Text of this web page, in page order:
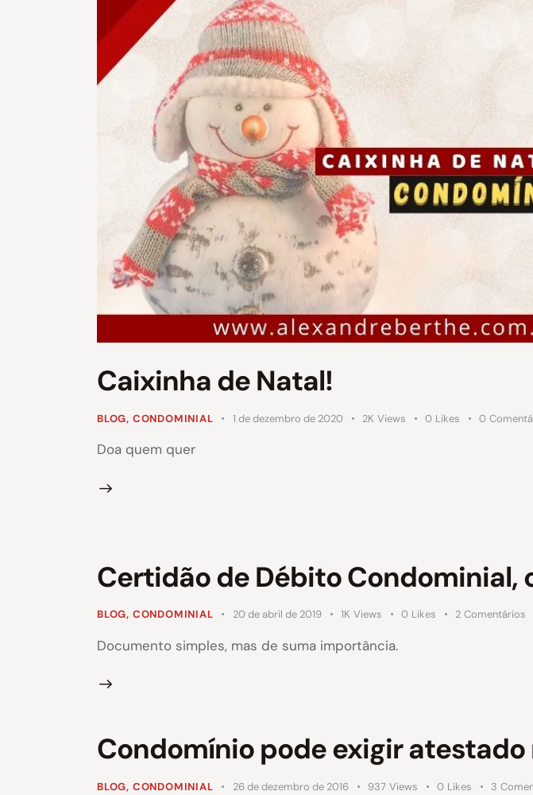
Caixinha de Natal!
BLOG, CONDOMINIAL 1 de dezembro de 2020 2K Views 0 Likes 0
Doa quem quer
Certidão de Débito Condominial,
BLOG, CONDOMINIAL 20 de abril de 2019 1K Views 0 Likes 2 Comentários
Documento simples, mas de suma importância.
Condomínio pode exigir
BLOG, CONDOMINIAL 26 de dezembro de 2016 937 Views 0 Likes 3